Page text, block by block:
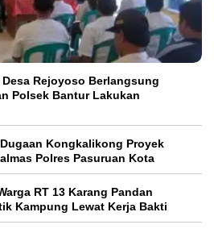
Rejoyoso Berlangsung
Polsek Bantur Lakukan
Kongkalikong Proyek
Polres Pasuruan Kota
RT 13 Karang Pandan
Kampung Lewat Kerja Bakti